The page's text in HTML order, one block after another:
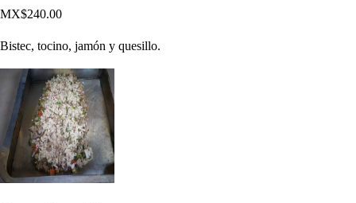
MX$240.00
Bistec, tocino, jamón y quesillo.